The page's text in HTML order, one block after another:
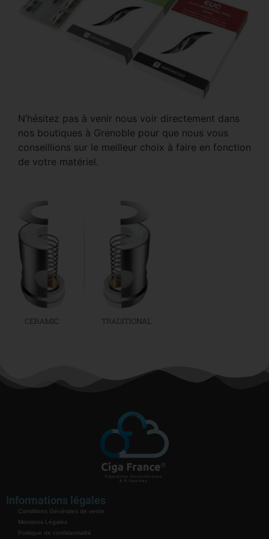
N’hésitez pas à venir nous voir directement dans
nos boutiques à Grenoble pour que nous vous
conseillions sur le meilleur choix à faire en fonction
de votre matériel.
Informations légales
Conditions Générales de vente
Mentions Légales
Politique de confidentialité